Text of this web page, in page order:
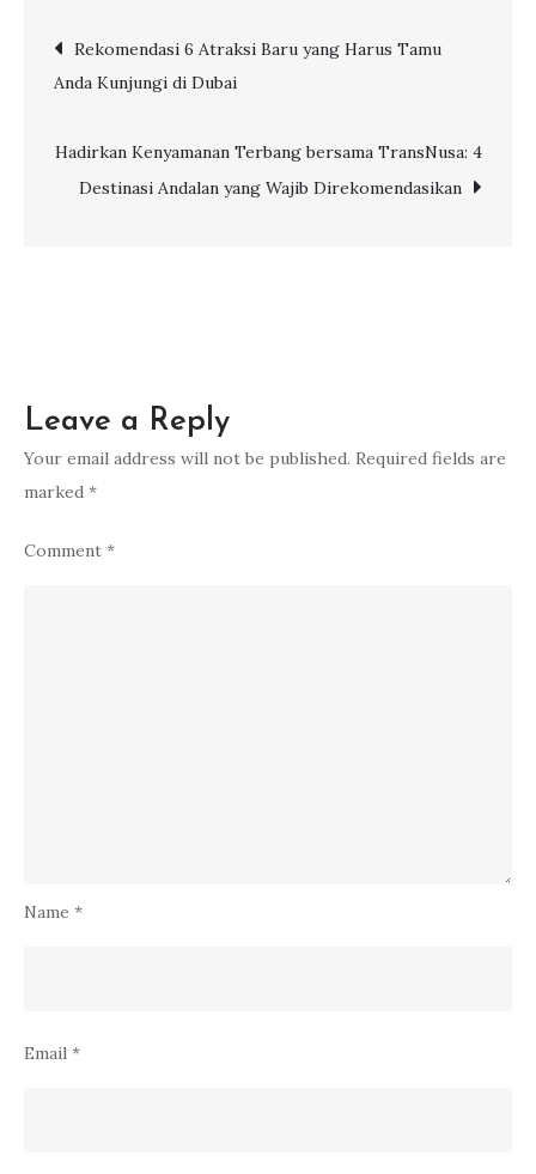
Internasional
Singapura
bersama
Post
navigation
Rekomendasi 6 Atraksi Baru yang Harus Tamu
Anda Kunjungi di Dubai
Hadirkan Kenyamanan Terbang bersama TransNusa: 4
Destinasi Andalan yang Wajib Direkomendasikan
Leave a Reply
Your email address will not be published. Required fields are
marked *
Comment *
Name *
Email *